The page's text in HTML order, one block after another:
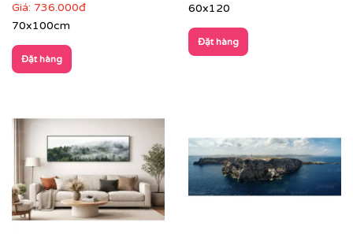
Hình ảnh gần gũi, dễ cảm nhận
sắc quen thuộc, phù hợp nhiều đối tượng khách
hàng
Màu sắc hài hoà: dễ kết hợp với nhiều phong cách
nội thất, không gây rối mắt
Chiều sâu không gian
Giá: 736.000đ
70x100cm
Đặt hàng
60x120
Đặt hàng